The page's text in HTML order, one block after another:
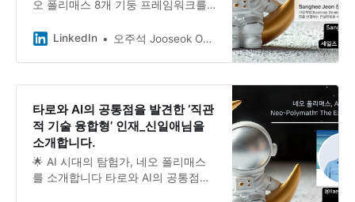
오 폴리매스 8개 기둥 프레임워크를
석 결과, 상희님은 ‘실무형 네트워크
트로의 극적 변신을 통해 정체성 유연
니다.
LinkedIn 오주석 Jooseok Oh, DBA, Ph.D.
타로와 AI의 공통점을 발견한 ‘직관
적 기술 융합형’ 인재_신일애님을
소개합니다.
🌟 AI 시대의 탐험가, 네오 폴리매스
를 소개합니다 타로와 AI의 공통점을